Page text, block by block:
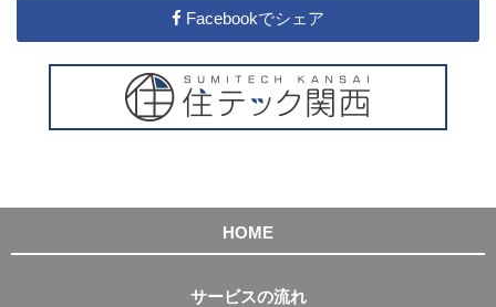
Facebookでシェア
HOME
サービスの流れ